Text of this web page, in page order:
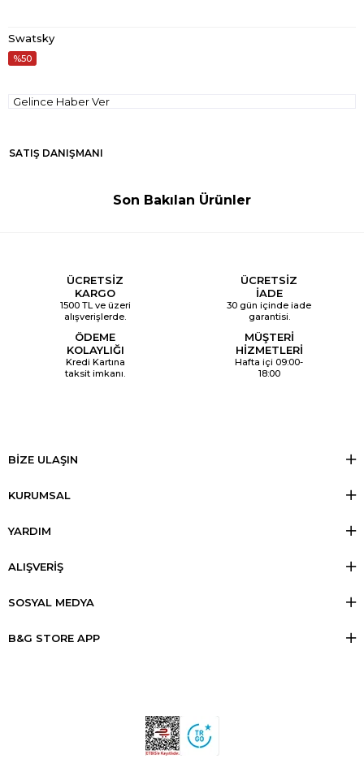
Swatsky
50
Gelince Haber Ver
SATIŞ DANIŞMANI
Son Bakılan Ürünler
ÜCRETSİZ
KARGO
1500 TL ve üzeri
alışverişlerde.
ÜCRETSİZ
İADE
30 gün içinde iade
garantisi.
ÖDEME
KOLAYLIĞI
Kredi Kartına
taksit imkanı.
MÜŞTERİ
HİZMETLERİ
Hafta içi 09:00-
18:00
BİZE ULAŞIN
KURUMSAL
YARDIM
ALIŞVERİŞ
SOSYAL MEDYA
B&G STORE APP